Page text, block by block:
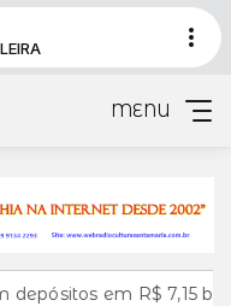
MENU
R$ 7,15 bilhões em